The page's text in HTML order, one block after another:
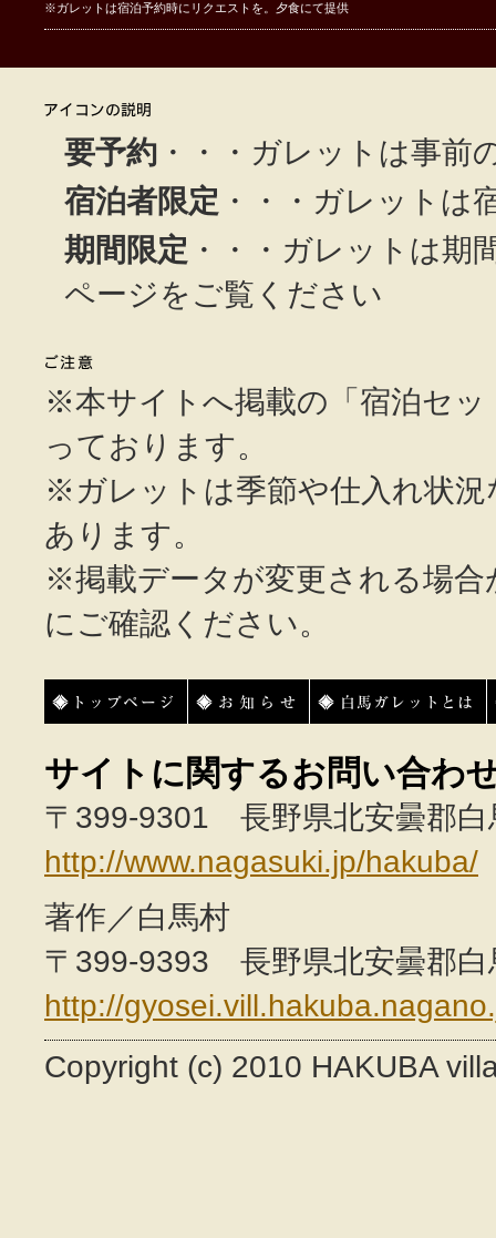
※ガレットは宿泊予約時にリクエストを。夕食にて提供
要予約 ・・・ガレットは事前
宿泊者限定 ・・・ガレットは
期間限定 ・・・ガレットは
ページをご覧ください
※本サイトへ掲載の「宿泊セ
っております。
※ガレットは季節や仕入れ状
あります。
※掲載データが変更される場
にご確認ください。
サイトに関するお問い合わ
〒399-9301 長野県北安曇郡
http://www.nagasuki.jp/hakuba/
著作／白馬村
〒399-9393 長野県北安曇郡
http://
Copyright (c) 2010 HAKUBA